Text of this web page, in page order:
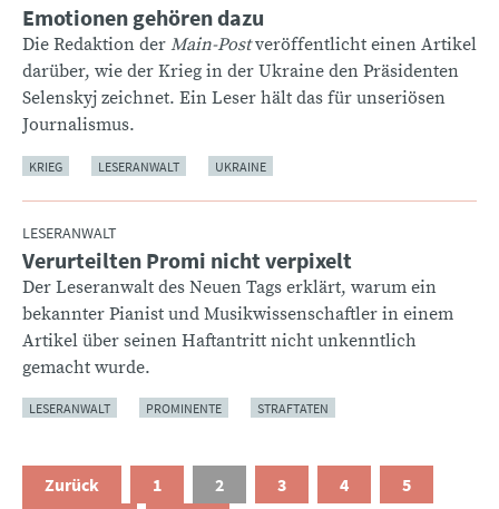
:Emotionen gehören dazu
Die Redaktion der Main-Postveröffentlicht einen Artikel
darüber, wie der Krieg in der Ukraine den Präsidenten
Selenskyj zeichnet. Ein Leser hält das für unseriösen
Journalismus.
KRIEG LESERANWALT UKRAINE
LESERANWALT
:Verurteilten Promi nicht verpixelt
Der Leseranwalt des Neuen Tags erklärt, warum ein
bekannter Pianist und Musikwissenschaftler in einem
Artikel über seinen Haftantritt nicht unkenntlich
gemacht wurde.
LESERANWALT PROMINENTE STRAFTATEN
Zurück 1 2 3 4
5